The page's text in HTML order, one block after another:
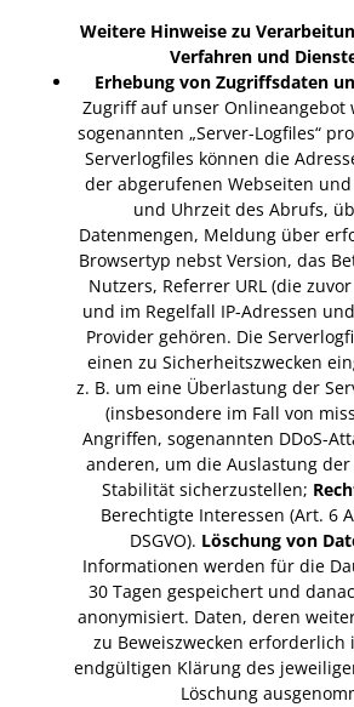
Weitere Hinweise zu
Verfahren und
Erhebung von Zugriffsdaten
Zugriff auf unser Onlineangebot
sogenannten „Server-Logfiles“
Serverlogfiles können die
der abgerufenen Webseiten
und Uhrzeit des Abrufs,
Datenmengen, Meldung über
Browsertyp nebst Version, das
Nutzers, Referrer URL (die
und im Regelfall IP-Adressen
Provider gehören. Die
einen zu Sicherheitszwecken
z. B. um eine Überlastung der
(insbesondere im Fall von
Angriffen, sogenannten DDoS-
anderen, um die Auslastung
Stabilität sicherzustellen;
Berechtigte Interessen (Art. 6
DSGVO). Löschung von
Informationen werden für die
30 Tagen gespeichert und
anonymisiert. Daten, deren
zu Beweiszwecken
endgültigen Klärung des
Löschung